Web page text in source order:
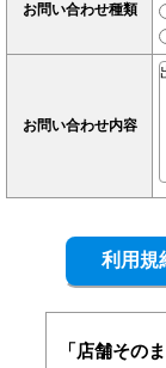
お問い合わせ種類
お問い合わせ内容
「店舗その